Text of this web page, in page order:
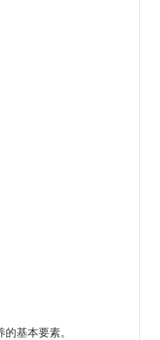
基本要素。